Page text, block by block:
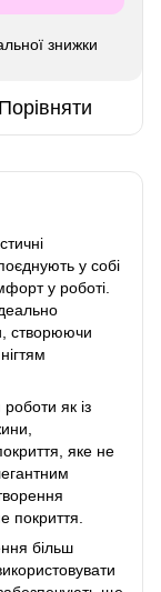
знижки
Порівняти
у собі
у роботі.
створюючи
як із
яке не
покриття.
більш